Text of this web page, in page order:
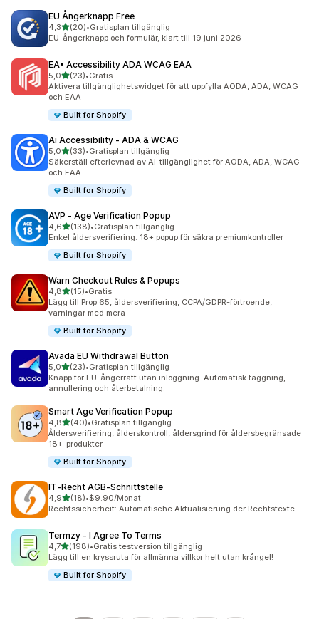
EU Ångerknapp Free
4,3av 5 stjärnor
(20)
20 recensioner totalt
•Gratisplan tillgänglig
EU-ångerknapp och formulär, klart till 19 juni 2026
EA• Accessibility ADA WCAG EAA
5,0av 5 stjärnor
(23)
23 recensioner totalt
•Gratis
Aktivera tillgänglighetswidget för att uppfylla AODA, ADA, WCAG
och EAA
Built for Shopify
Ai Accessibility ‑ ADA & WCAG
5,0av 5 stjärnor
(33)
33 recensioner totalt
•Gratisplan tillgänglig
Säkerställ efterlevnad av AI-tillgänglighet för AODA, ADA, WCAG
och EAA
Built for Shopify
AVP ‑ Age Verification Popup
4,6av 5 stjärnor
(138)
138 recensioner totalt
•Gratisplan tillgänglig
Enkel åldersverifiering: 18+ popup för säkra premiumkontroller
Built for Shopify
Warn Checkout Rules & Popups
4,8av 5 stjärnor
(15)
15 recensioner totalt
•Gratis
Lägg till Prop 65, åldersverifiering, CCPA/GDPR-förtroende,
varningar med mera
Built for Shopify
Avada EU Withdrawal Button
5,0av 5 stjärnor
(23)
23 recensioner totalt
•Gratisplan tillgänglig
Knapp för EU-ångerrätt utan inloggning. Automatisk taggning,
annullering och återbetalning.
Smart Age Verification Popup
4,8av 5 stjärnor
(40)
40 recensioner totalt
•Gratisplan tillgänglig
Åldersverifiering, ålderskontroll, åldersgrind för åldersbegränsade
18+-produkter
Built for Shopify
IT‑Recht AGB‑Schnittstelle
4,9av 5 stjärnor
(18)
18 recensioner totalt
•$9.90/Monat
Rechtssicherheit: Automatische Aktualisierung der Rechtstexte
Termzy ‑ I Agree To Terms
4,7av 5 stjärnor
(198)
198 recensioner totalt
•Gratis testversion tillgänglig
Lägg till en kryssruta för allmänna villkor helt utan krångel!
Built for Shopify